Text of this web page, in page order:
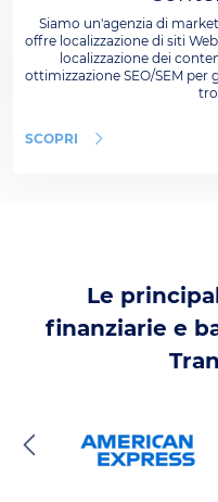
Siamo un'agenzia di
offre localizzazione di siti
localizzazione dei
ottimizzazione SEO/SEM
SCOPRI
Le
finanziarie e